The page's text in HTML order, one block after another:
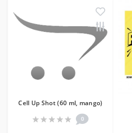
Cell Up Shot (60 ml, mango)
0